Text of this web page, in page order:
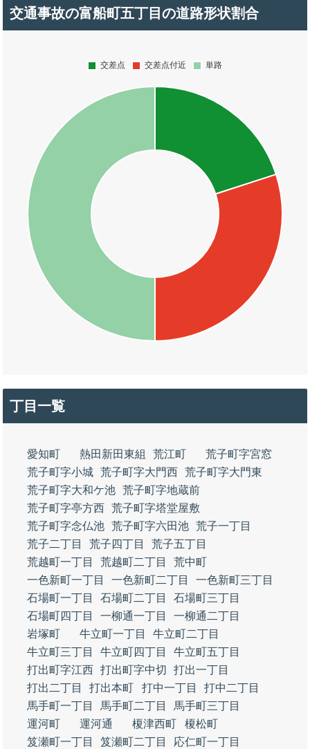
交通事故の富船町五丁目の道路形状割合
丁目一覧
愛知町 熱田新田東組 荒江町
荒子町字宮窓
荒子町字小城 荒子町字大門西 荒子町字大門東
荒子町字大和ケ池 荒子町字地蔵前
荒子町字亭方西 荒子町字塔堂屋敷
荒子町字念仏池 荒子町字六田池 荒子一丁目
荒子二丁目
荒子四丁目
荒子五丁目
荒越町一丁目
荒越町二丁目
荒中町
一色新町一丁目
一色新町二丁目
一色新町三丁目
石場町一丁目
石場町二丁目
石場町三丁目
石場町四丁目
一柳通一丁目
一柳通二丁目
岩塚町
牛立町一丁目
牛立町二丁目
牛立町三丁目
牛立町四丁目
牛立町五丁目
打出町字江西 打出町字中切
打出一丁目
打出二丁目
打出本町 打中一丁目
打中二丁目
馬手町一丁目
馬手町二丁目
馬手町三丁目
運河町
運河通 榎津西町
榎松町
笈瀬町一丁目
笈瀬町二丁目
応仁町一丁目